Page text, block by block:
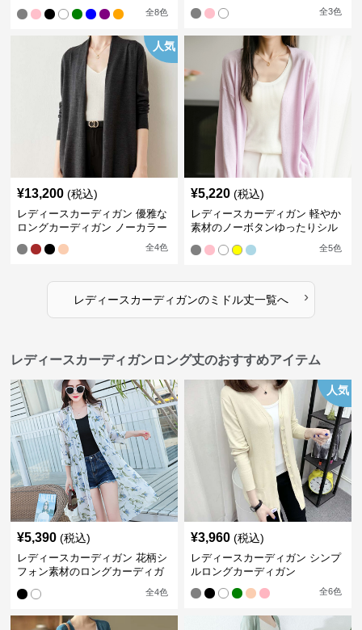
全8色 全3色
人気
¥13,200 (税込)
レディースカーディガン 優雅な
ロングカーディガン ノーカラー
全4色
¥5,220 (税込)
レディースカーディガン 軽やか
素材のノーボタンゆったりシル
全5色
レディースカーディガンのミドル丈一覧へ ›
レディースカーディガンロング丈のおすすめアイテム
¥5,390 (税込)
レディースカーディガン 花柄シ
フォン素材のロングカーディガ
全4色
人気
¥3,960 (税込)
レディースカーディガン シンプ
ルロングカーディガン
全6色